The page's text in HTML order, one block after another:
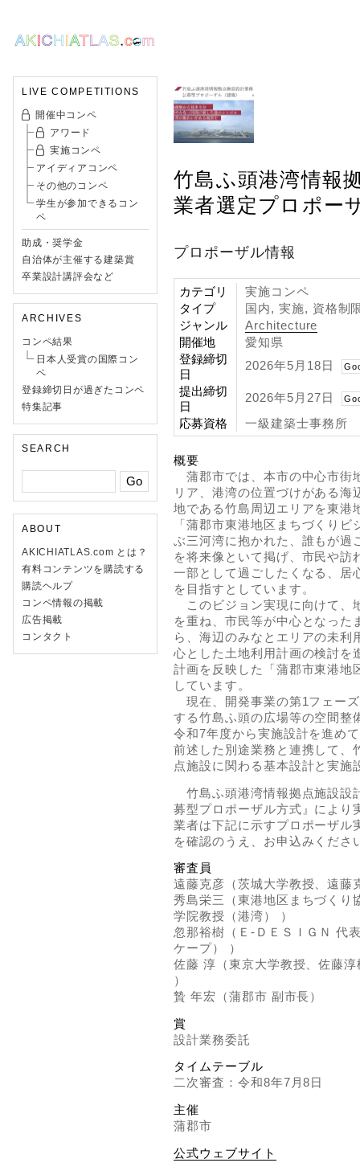
LIVE COMPETITIONS
開催中コンペ
アワード
実施コンペ
アイディアコンペ
その他のコンペ
学生が参加できるコン
ペ
助成・奨学金
自治体が主催する建築賞
卒業設計講評会など
ARCHIVES
コンペ結果
日本人受賞の国際コン
ペ
登録締切日が過ぎたコンペ
特集記事
SEARCH
ABOUT
AKICHIATLAS.com とは？
有料コンテンツを購読する
購読ヘルプ
コンペ情報の掲載
広告掲載
コンタクト
竹島ふ頭港湾情報
業者選定プロポー
プロポーザル情報
カテゴリ
実施コンペ
タイプ
国内, 実施, 資格制
ジャンル
Architecture
開催地
愛知県
登録締切
日
2026年5月18日
提出締切
日
2026年5月27日
応募資格 一級建築士事務所
概要
蒲郡市では、本市の中心市街
リア、港湾の位置づけがある
地である竹島周辺エリアを東港
「蒲郡市東港地区まちづくり
ぶ三河湾に抱かれた、誰もが過
を将来像といて掲げ、市民や
一部として過ごしたくなる、居
を目指すとしています。
このビジョン実現に向けて、
を重ね、市民等が中心となっ
ら、海辺のみなとエリアの未
心とした土地利用計画の検討を
計画を反映した「蒲郡市東港地
しています。
現在、開発事業の第1フェー
する竹島ふ頭の広場等の空間整
令和7年度から実施設計を進め
前述した別途業務と連携して、
点施設に関わる基本設計と実施
竹島ふ頭港湾情報拠点施設設
募型プロポーザル方式』により
業者は下記に示すプロポーザル
を確認のうえ、お申込みくださ
審査員
遠藤克彦（茨城大学教授、遠藤
秀島栄三（東港地区まちづくり
学院教授（港湾） ）
忽那裕樹（Ｅ-ＤＥＳＩＧＮ 代
ケープ） ）
佐藤 淳（東京大学教授、佐藤
）
贄 年宏（蒲郡市 副市長）
賞
設計業務委託
タイムテーブル
二次審査：令和8年7月8日
主催
蒲郡市
公式ウェブサイト